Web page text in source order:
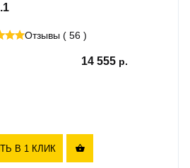
Отзывы ( 56 )
14 555
В 1 КЛИК 